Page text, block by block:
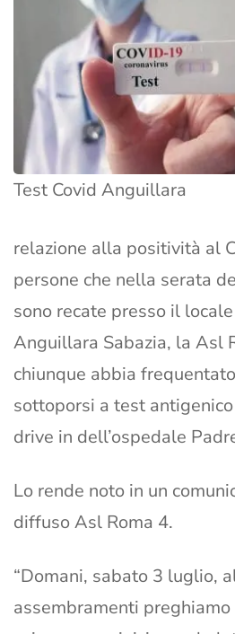
Test Covid Anguillara
relazione alla positività al
persone che nella serata
sono recate presso il
Anguillara Sabazia, la Asl
chiunque abbia
sottoporsi a test
drive in dell’ospedale
Lo rende noto in un
diffuso Asl Roma 4.
“Domani, sabato 3 luglio,
assembramenti